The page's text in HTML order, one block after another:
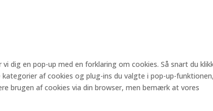
dig en pop-up med en forklaring om cookies. Så snart du
af cookies og plug-ins du valgte i pop-up-funktionen,
brugen af ​​cookies via din browser, men bemærk at vores